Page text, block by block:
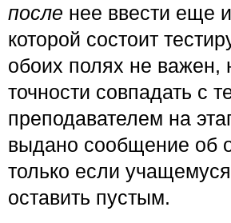
после нее ввести еще
которой состоит
обоих полях не
точности совпадать с
преподавателем на
выдано сообщение об
только если
оставить пустым.